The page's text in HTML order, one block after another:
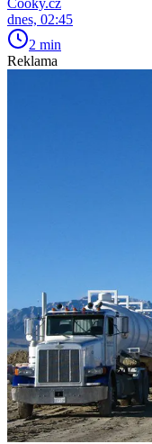
dnes, 02:45
2 min
Reklama